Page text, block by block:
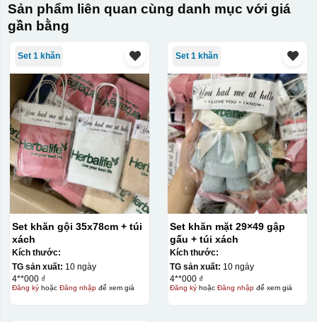
Vải cotton 100%
Sản phẩm liên quan cùng danh mục với giá
gần bằng
Set 1 khăn
Set khăn gội 35x78cm + túi
xách
Kích thước:
TG sản xuất: 10 ngày
4**000 ₫
Đăng kýhoặc Đăng nhậpđể xem giá
Set 1 khăn
Set khăn mặt 29×49 gập
gấu + túi xách
Kích thước:
TG sản xuất: 10 ngày
4**000 ₫
Đăng kýhoặc Đăng nhậpđể xem giá